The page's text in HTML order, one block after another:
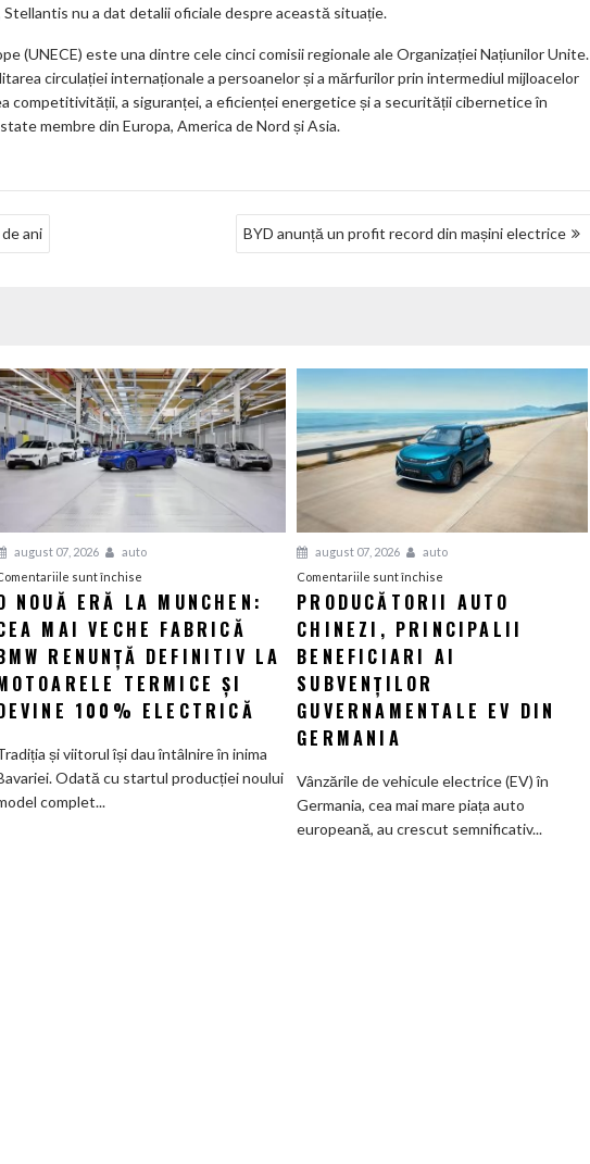
nu a dat detalii oficiale despre această situație.
(UNECE) este una dintre cele cinci comisii regionale ale Organizației Națiunilor Unite.
circulației internaționale a persoanelor și a mărfurilor prin intermediul mijloacelor
a siguranței, a eficienței energetice și a securității cibernetice în
membre din Europa, America de Nord și Asia.
ani BYD anunță un profit record din mașini electrice
august 07, 2026
auto
sunt închisepentru
O
nouă
eră
Munchen:
Cea
NOUĂ ERĂ LA MUNCHEN:
MAI VECHE FABRICĂ
RENUNȚĂ DEFINITIV LA
TERMICE ȘI
100% ELECTRICĂ
și viitorul își dau întâlnire în inima
Odată cu startul producției noului
complet...
august 07, 2026
auto
Comentariile sunt închise
Producătorii
auto
chinezi,
ai
EV
din
Germania
PRODUCĂTORII AUTO
CHINEZI, PRINCIPALII
BENEFICIARI AI
SUBVENȚILOR
GUVERNAMENTALE EV DIN
GERMANIA
Vânzările de vehicule electrice (EV) în
Germania, cea mai mare piața auto
europeană, au crescut semnificativ...